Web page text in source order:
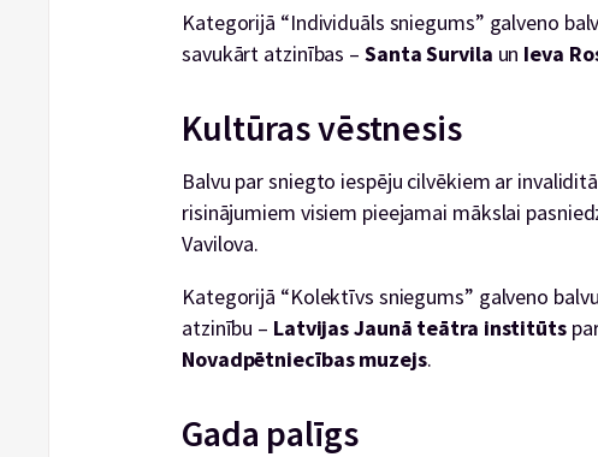
Kategorijā “Individuāls sniegums” galveno
savukārt atzinības – Santa Survila un Ieva
Kultūras vēstnesis
Balvu par sniegto iespēju cilvēkiem ar
risinājumiem visiem pieejamai mākslai
Vavilova.
Kategorijā “Kolektīvs sniegums” galveno
atzinību – Latvijas Jaunā teātra institūts
Novadpētniecības muzejs.
Gada palīgs